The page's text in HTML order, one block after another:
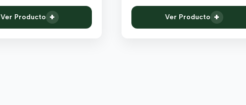
Ver Producto + Ver Producto +